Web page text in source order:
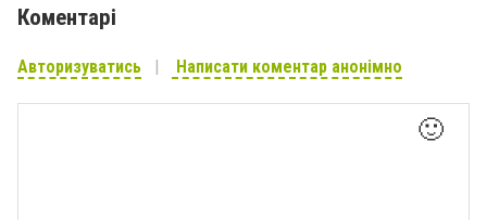
Коментарі
Авторизуватись Написати коментар анонімно
🙂